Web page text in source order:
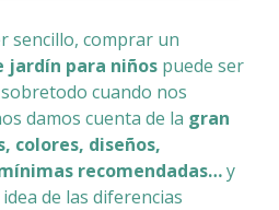
sencillo, comprar un
jardín para niños puede ser
cuando nos
damos cuenta de la gran
colores, diseños,
recomendadas…y
de las diferencias